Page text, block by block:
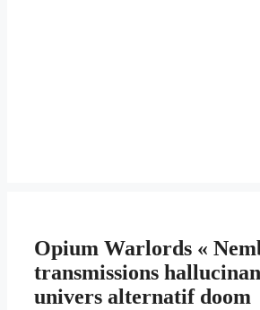
Opium Warlords «
transmissions
univers alternatif doom